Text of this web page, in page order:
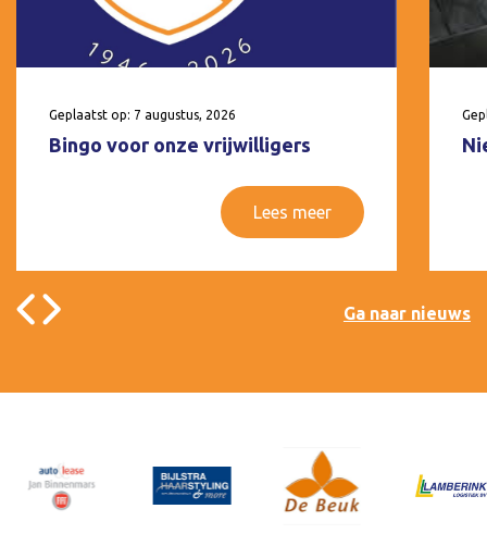
Geplaatst op: 7 augustus, 2026
Bingo voor onze vrijwilligers
Lees meer
Ga naar nieuws